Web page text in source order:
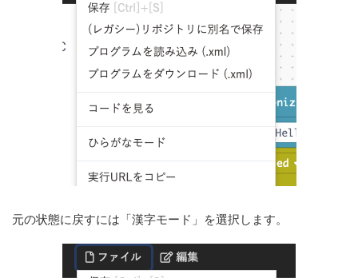
元の状態に戻すには「漢字モード」を選択します。